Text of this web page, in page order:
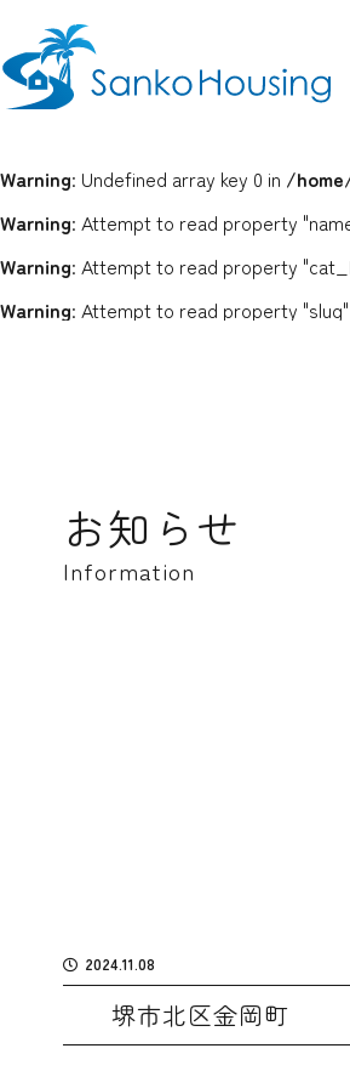
Warning: Undefined array key 0 in /
Warning: Attempt to read property
Warning: Attempt to read property
Warning: Attempt to read property "slug"
お知らせ
Information
2024.11.08
堺市北区金岡町